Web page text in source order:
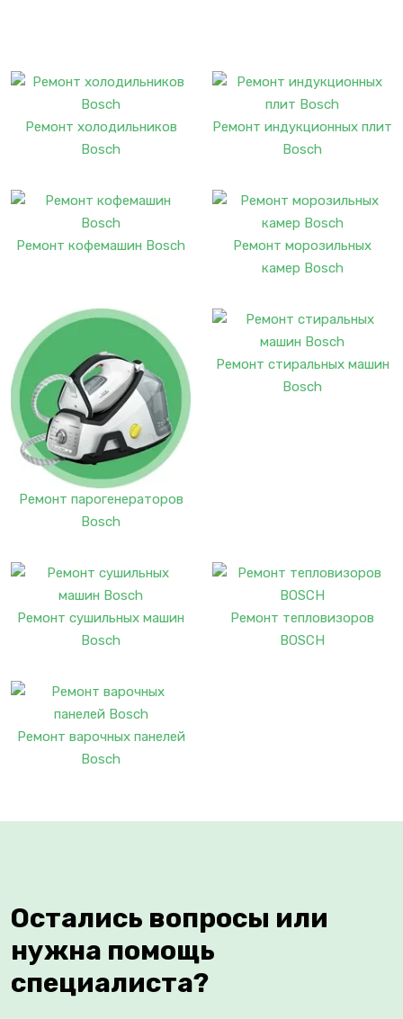
Ремонт холодильников
Bosch
Ремонт индукционных плит
Bosch
Ремонт кофемашин Bosch
Ремонт морозильных
камер Bosch
Ремонт парогенераторов
Bosch
Ремонт стиральных машин
Bosch
Ремонт сушильных машин
Bosch
Ремонт тепловизоров
BOSCH
Ремонт варочных панелей
Bosch
Остались вопросы или
нужна помощь
специалиста?